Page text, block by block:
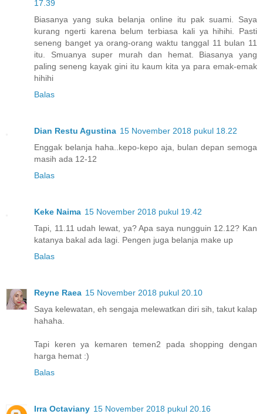
17.39
Biasanya yang suka belanja online itu pak suami. Saya
kurang ngerti karena belum terbiasa kali ya hihihi. Pasti
seneng banget ya orang-orang waktu tanggal 11 bulan 11
itu. Smuanya super murah dan hemat. Biasanya yang
paling seneng kayak gini itu kaum kita ya para emak-emak
hihihi
Balas
Dian Restu Agustina 15 November 2018 pukul 18.22
Enggak belanja haha..kepo-kepo aja, bulan depan semoga
masih ada 12-12
Balas
Keke Naima 15 November 2018 pukul 19.42
Tapi, 11.11 udah lewat, ya? Apa saya nungguin 12.12? Kan
katanya bakal ada lagi. Pengen juga belanja make up
Balas
Reyne Raea 15 November 2018 pukul 20.10
Saya kelewatan, eh sengaja melewatkan diri sih, takut kalap
hahaha.
Tapi keren ya kemaren temen2 pada shopping dengan
harga hemat :)
Balas
Irra Octaviany 15 November 2018 pukul 20.16